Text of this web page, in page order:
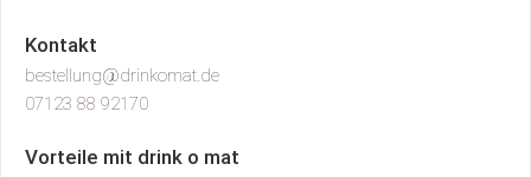
Kontakt
bestellung@drinkomat.de
07123 88 92170
Vorteile mit drink o mat